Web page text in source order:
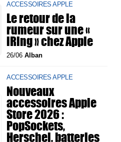
ACCESSOIRES APPLE
Le retour de la
rumeur sur une «
iRing » chez Apple
26/06Alban
ACCESSOIRES APPLE
Nouveaux
accessoires Apple
Store 2026 :
PopSockets,
Herschel, batteries